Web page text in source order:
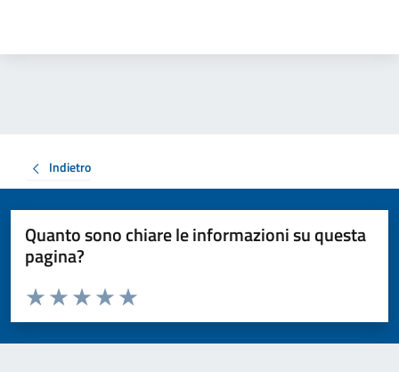
Indietro
Quanto sono chiare le informazioni su questa
pagina?
Valuta da 1 a 5 stelle la pagina
Valuta 5 stelle su 5
Valuta 4 stelle su 5
Valuta 3 stelle su 5
Valuta 2 stelle su 5
Valuta 1 stelle su 5